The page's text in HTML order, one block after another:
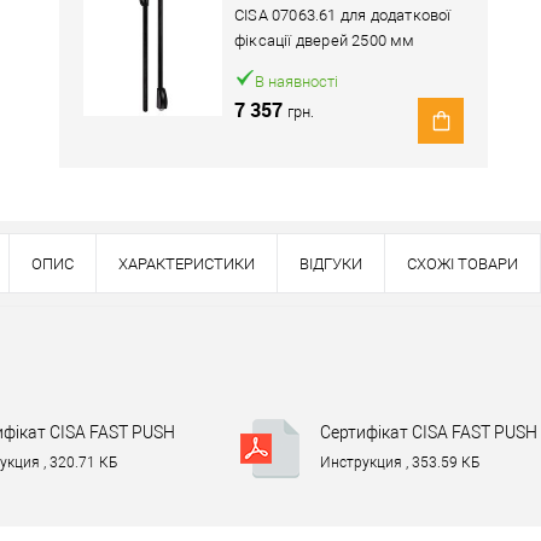
CISA 07063.61 для додаткової
фіксації дверей 2500 мм
В наявності
7 357 грн.
Наявність в роздрібних магазинах
Придбати в 1 клік
ОПИС ХАРАКТЕРИСТИКИ ВІДГУКИ СХОЖІ ТОВАРИ
CISA FAST PUSH
59011 140AD-4.pdf
, 320.71 КБ
Сертифікат CISA FAST PUSH
59001, 59011 0425 - CPR -
Инструкция , 353.59 КБ